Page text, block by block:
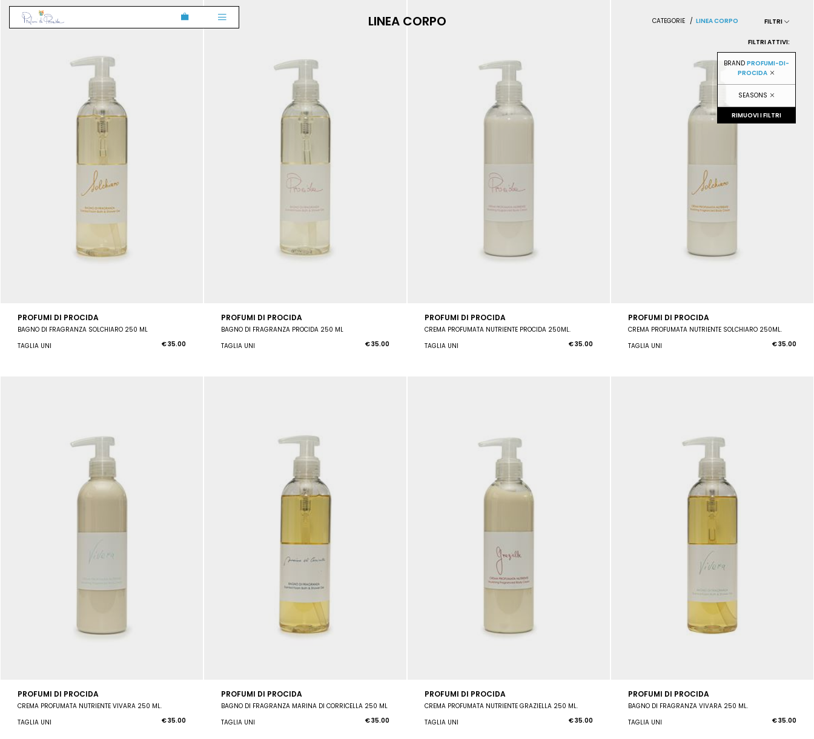
FILTRI
FILTRI ATTIVI:
BRAND PROFUMI-DI-
PROCIDA
SEASONS
RIMUOVI I FILTRI
LINEA CORPO CATEGORIE / LINEA CORPO
PROFUMI DI PROCIDA
BAGNO DI FRAGRANZA SOLCHIARO 250 ML
TAGLIA UNI
€ 35.00
PROFUMI DI PROCIDA
BAGNO DI FRAGRANZA PROCIDA 250 ML
TAGLIA UNI
€ 35.00
PROFUMI DI PROCIDA
CREMA PROFUMATA NUTRIENTE PROCIDA 250ML.
TAGLIA UNI
€ 35.00
PROFUMI DI PROCIDA
CREMA PROFUMATA NUTRIENTE SOLCHIARO 250ML.
TAGLIA UNI
€ 35.00
PROFUMI DI PROCIDA
CREMA PROFUMATA NUTRIENTE VIVARA 250 ML.
TAGLIA UNI
€ 35.00
PROFUMI DI PROCIDA
BAGNO DI FRAGRANZA MARINA DI CORRICELLA 250 ML
TAGLIA UNI
€ 35.00
PROFUMI DI PROCIDA
CREMA PROFUMATA NUTRIENTE GRAZIELLA 250 ML.
TAGLIA UNI
€ 35.00
PROFUMI DI PROCIDA
BAGNO DI FRAGRANZA VIVARA 250 ML.
TAGLIA UNI
€ 35.00